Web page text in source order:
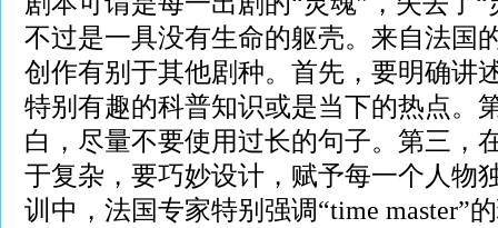
不过是一具没有生命的躯壳。来自法国
创作有别于其他剧种。首先，要明确讲
特别有趣的科普知识或是当下的热点。
白，尽量不要使用过长的句子。第三，
于复杂，要巧妙设计，赋予每一个人物
训中，法国专家特别强调“time master”